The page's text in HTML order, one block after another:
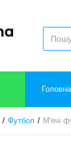
Головна
Футбол М'ячі